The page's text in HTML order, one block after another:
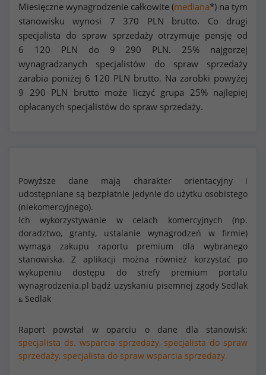
Miesięczne wynagrodzenie całkowite (mediana*) na tym
stanowisku wynosi 7 370 PLN brutto. Co drugi
specjalista do spraw sprzedaży otrzymuje pensję od
6 120 PLN do 9 290 PLN. 25% najgorzej
wynagradzanych specjalistów do spraw sprzedaży
zarabia poniżej 6 120 PLN brutto. Na zarobki powyżej
9 290 PLN brutto może liczyć grupa 25% najlepiej
opłacanych specjalistów do spraw sprzedaży.
Powyższe dane mają charakter orientacyjny i
udostępniane są bezpłatnie jedynie do użytku osobistego
(niekomercyjnego).
Ich wykorzystywanie w celach komercyjnych (np.
doradztwo, granty, ustalanie wynagrodzeń w firmie)
wymaga zakupu raportu premium dla wybranego
stanowiska. Z aplikacji można również korzystać po
wykupeniu dostępu do strefy premium portalu
wynagrodzenia.pl bądź uzyskaniu pisemnej zgody Sedlak
& Sedlak
Raport powstał w oparciu o dane dla stanowisk:
specjalista ds. wsparcia sprzedaży, specjalista do spraw
sprzedaży, specjalista do spraw wsparcia sprzedaży.